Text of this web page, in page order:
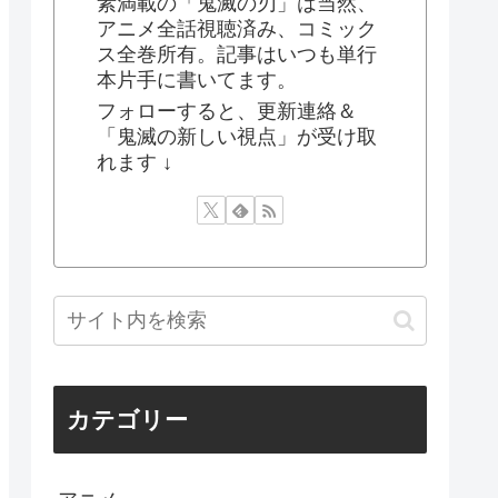
アニメ全話視聴済み、コミック
ス全巻所有。記事はいつも単行
本片手に書いてます。
フォローすると、更新連絡＆
「鬼滅の新しい視点」が受け取
れます ↓
カテゴリー